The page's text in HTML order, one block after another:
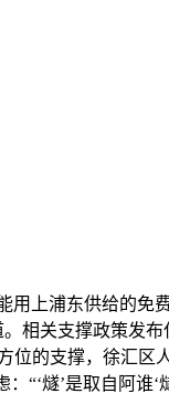
上浦东供给的免
相关支撑政策发
位的支撑，徐汇区
“‘燧’是取自阿谁